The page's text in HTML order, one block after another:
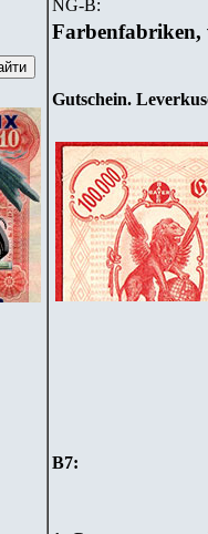
NG-B:
Farbenfabriken,
Gutschein.
B7: